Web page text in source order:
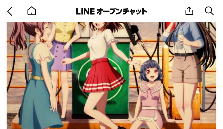
back
to
home
share